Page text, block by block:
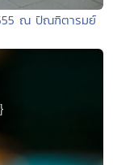
ณ ปัณฑิตารมย์